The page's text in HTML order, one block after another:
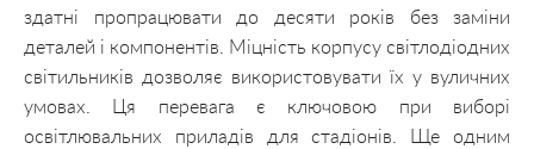
здатні пропрацювати до десяти років без заміни
деталей і компонентів. Міцність корпусу світлодіодних
світильників дозволяє використовувати їх у вуличних
умовах. Ця перевага є ключовою при виборі
освітлювальних приладів для стадіонів. Ще одним